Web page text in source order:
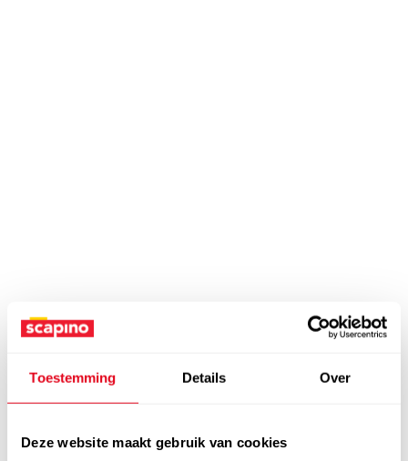
Toestemming Details Over
Deze website maakt gebruik van cookies